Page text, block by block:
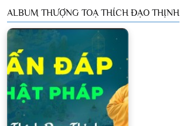
ALBUM THƯỢNG TOẠ THÍCH ĐẠO THỊNH